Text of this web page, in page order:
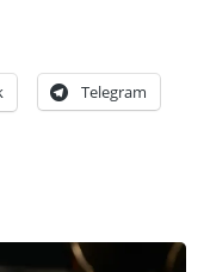
Telegram